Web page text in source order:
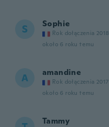
S Sophie
Rok dołączenia 2018
około 6 roku temu
A amandine
Rok dołączenia 2017
około 6 roku temu
Tammy